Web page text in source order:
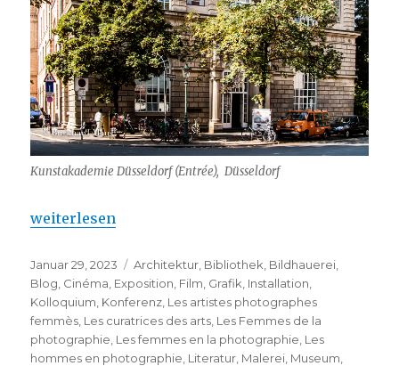
Kunstakademie Düsseldorf (Entrée), Düsseldorf
„Kunstakademie Düsseldorf : 1773 – 2023“
weiterlesen
Veröffentlicht
am
Januar 29, 2023 Kategorien
Architektur Bibliothek Bildhauerei
Blog Cinéma Exposition Film Grafik Installation
Kolloquium Konferenz Les artistes photographes
femmès Les curatrices des arts Les Femmes de la
photographie Les femmes en la photographie Les
hommes en photographie Literatur Malerei Museum